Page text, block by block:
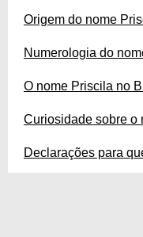
Origem do nome
Numerologia do
O nome Priscila no
Curiosidade sobre o
Declarações para